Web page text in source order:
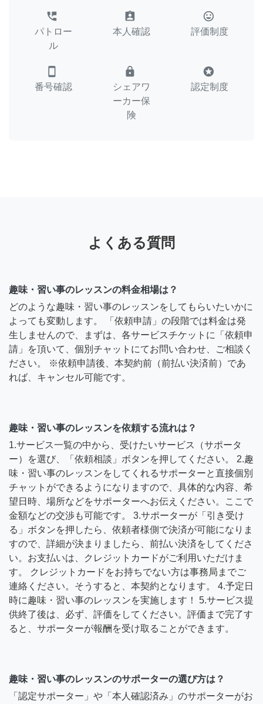
perm_phone_msg
パトロー
ル
assignment_ind
本人確認
tag_faces
評価制度
smartphone
番号確認
lock
シェアワ
ーカー保
険
stars
認定制度
よくある質問
趣味・習い事のレッスンの料金相場は？
どのような趣味・習い事のレッスンをしてもらいたいかに
よっても変動します。 「依頼申請」の段階では料金は発
生しませんので、まずは、各サービスチケットに「依頼申
請」を頂いて、個別チャットにてお問い合わせ、ご相談く
ださい。 ※依頼申請後、本契約前（前払い決済前）であ
れば、キャンセル可能です。
趣味・習い事のレッスンを依頼する流れは？
1.サービス一覧の中から、受けたいサービス（サポータ
ー）を選び、「依頼相談」ボタンを押してください。 2.趣
味・習い事のレッスンをしてくれるサポーターと直接個別
チャットができるようになりますので、具体的な内容、希
望日時、場所などをサポーターへお伝えください。ここで
金額などの交渉も可能です。 3.サポーターが「引き受け
る」ボタンを押したら、依頼者様側で決済が可能になりま
すので、詳細が決まりましたら、前払い決済をしてくださ
い。お支払いは、クレジットカードがご利用いただけま
す。 クレジットカードをお持ちでない方は事務局までご
連絡ください。そうすると、本契約となります。 4.予定日
時に趣味・習い事のレッスンを実施します！ 5.サービス提
供終了後は、必ず、評価をしてください。評価まで完了す
ると、サポーターが報酬を受け取ることができます。
趣味・習い事のレッスンのサポーターの選び方は？
「認定サポーター」や「本人確認済み」のサポーターがお